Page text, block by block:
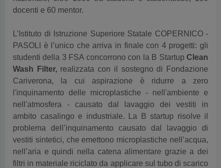
docenti e 60 mentor.
L’Istituto di Istruzione Superiore Statale COPERNICO -
PASOLI è l’unico che arriva in finale con 4 progetti: gli
studenti della 3 FSA concorrono con la B Startup Clean
Wash Filter, realizzata con il sostegno di Fondazione
Cariverona,
la cui aspirazione è ridurre a zero
l'inquinamento delle microplastiche - nell'ambiente e
nell'atmosfera - causato dal lavaggio dei vestiti in
ambito casalingo e industriale. La B startup risolve il
problema dell’inquinamento causato dal lavaggio di
vestiti sintetici, che emettono microplastiche nell’acqua,
nell’aria e quindi nella catena alimentare grazie a dei
filtri in materiale riciclato da applicare sul tubo di scarico